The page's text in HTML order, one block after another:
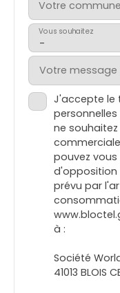
Votre commune
-
Vous souhaitez
Votre message
J'accepte le
personnelles
ne
pouvez
d'opposition
prévu par
à :
Société
41013 BLOIS